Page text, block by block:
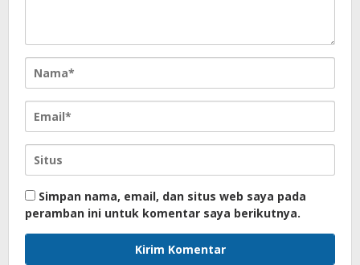
Simpan nama, email, dan situs web saya pada
peramban ini untuk komentar saya berikutnya.